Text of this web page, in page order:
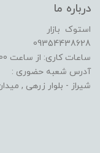
درباره ما
استوک بازار
09354438628
ساعات کاری: از ساعت 09:00 تا ساعت 21:00
آدرس شعبه حضوری :
شیراز - بلوار زرهی ,